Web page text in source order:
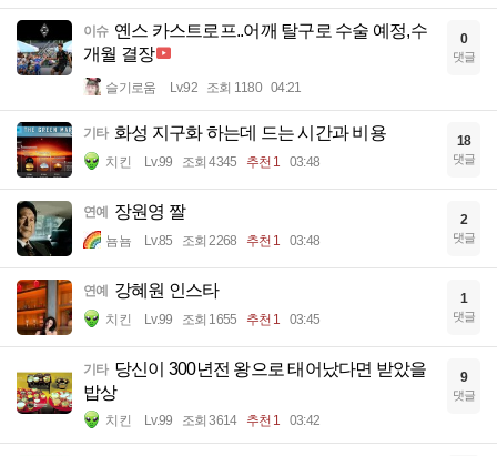
이슈 옌스 카스트로프..어깨 탈구로 수술 예정,수
개월 결장
슬기로움 Lv.92 조회 1180 04:21
0
댓글
기타 화성 지구화 하는데 드는 시간과 비용
치킨 Lv.99 조회 4345 추천 1 03:48
18
댓글
연예 장원영 짤
뇸뇸 Lv.85 조회 2268 추천 1 03:48
2
댓글
연예 강혜원 인스타
치킨 Lv.99 조회 1655 추천 1 03:45
1
댓글
기타 당신이 300년전 왕으로 태어났다면 받았을
밥상
치킨 Lv.99 조회 3614 추천 1 03:42
9
댓글